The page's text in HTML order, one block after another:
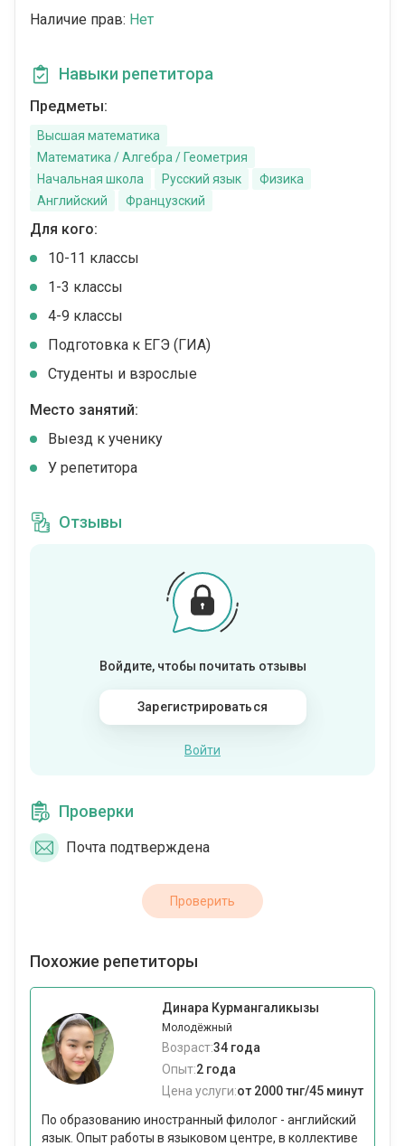
Наличие прав: Нет
Навыки репетитора
Предметы:
Высшая математика
Математика / Алгебра / Геометрия
Начальная школа
Русский язык
Физика
Английский
Французский
Для кого:
10-11 классы
1-3 классы
4-9 классы
Подготовка к ЕГЭ (ГИА)
Студенты и взрослые
Место занятий:
Выезд к ученику
У репетитора
Отзывы
Войдите, чтобы почитать отзывы
Зарегистрироваться
Войти
Проверки
Почта подтверждена
Проверить
Похожие репетиторы
Динара Курмангаликызы
Молодёжный
Возраст:34 года
Опыт:2 года
Цена услуги:от 2000 тнг/45 минут
По образованию иностранный филолог - английский
язык. Опыт работы в языковом центре, в коллективе